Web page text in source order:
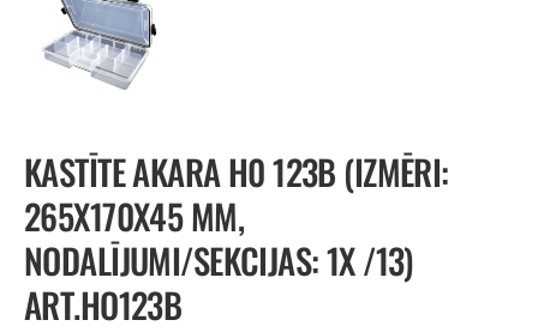
KASTĪTE AKARA H0 123B (IZMĒRI:
265X170X45 MM,
NODALĪJUMI/SEKCIJAS: 1X /13)
ART.HO123B